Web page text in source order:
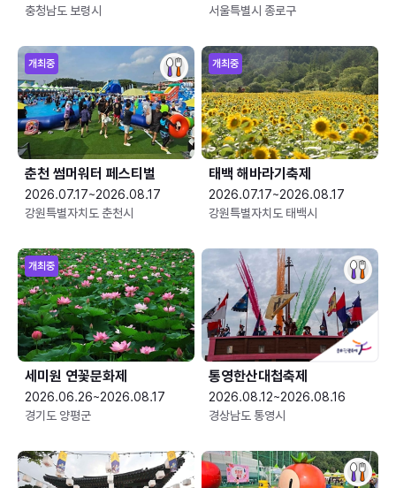
충청남도 보령시
서울특별시 종로구
개최중
춘천 썸머워터 페스티벌
2026.07.17~2026.08.17
강원특별자치도 춘천시
개최중
태백 해바라기축제
2026.07.17~2026.08.17
강원특별자치도 태백시
개최중
세미원 연꽃문화제
2026.06.26~2026.08.17
경기도 양평군
통영한산대첩축제
2026.08.12~2026.08.16
경상남도 통영시